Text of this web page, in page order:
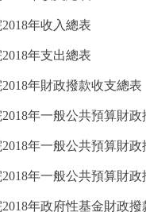
年收入總表
年支出總表
年財政撥款收支總表
年一般公共預算財政
年一般公共預算財
年一般公共預算財
年政府性基金財政